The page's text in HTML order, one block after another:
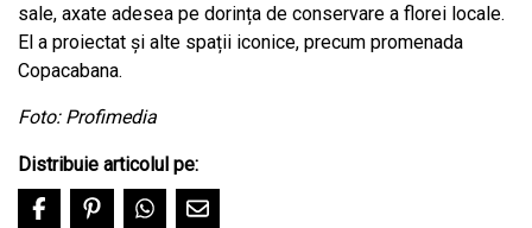
sale, axate adesea pe dorința de conservare a florei locale.
El a proiectat și alte spații iconice, precum promenada
Copacabana.
Foto: Profimedia
Distribuie articolul pe: